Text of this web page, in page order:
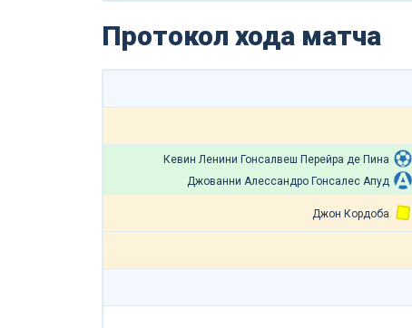
Протокол хода матча
Кевин Ленини Гонсалвеш Перейра де Пина
Джованни Алессандро Гонсалес Апуд
Джон Кордоба